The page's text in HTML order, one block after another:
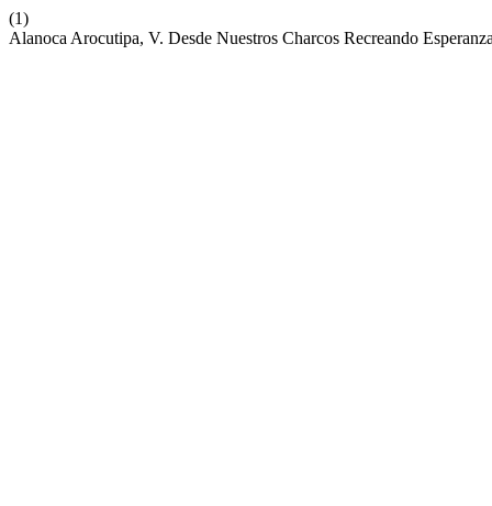
(1)
Alanoca Arocutipa, V. Desde Nuestros Charcos Recreando